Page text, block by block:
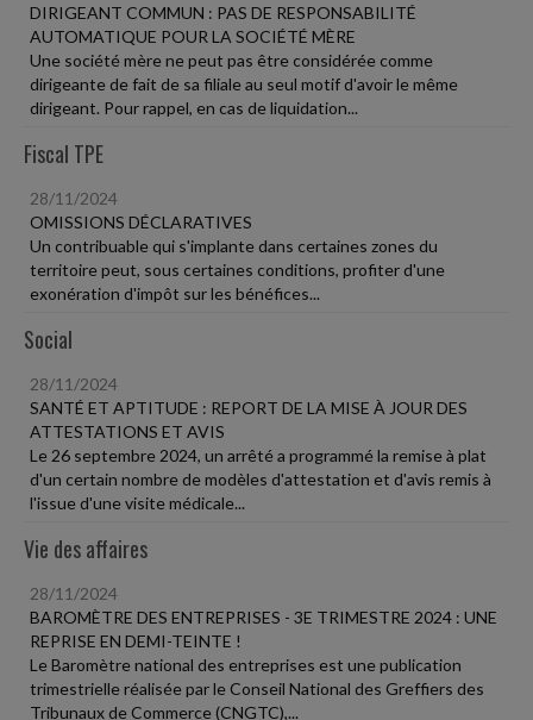
DIRIGEANT COMMUN : PAS DE RESPONSABILITÉ
AUTOMATIQUE POUR LA SOCIÉTÉ MÈRE
Une société mère ne peut pas être considérée comme
dirigeante de fait de sa filiale au seul motif d'avoir le même
dirigeant. Pour rappel, en cas de liquidation...
Fiscal TPE
28/11/2024
OMISSIONS DÉCLARATIVES
Un contribuable qui s'implante dans certaines zones du
territoire peut, sous certaines conditions, profiter d'une
exonération d'impôt sur les bénéfices...
Social
28/11/2024
SANTÉ ET APTITUDE : REPORT DE LA MISE À JOUR DES
ATTESTATIONS ET AVIS
Le 26 septembre 2024, un arrêté a programmé la remise à plat
d'un certain nombre de modèles d'attestation et d'avis remis à
l'issue d'une visite médicale...
Vie des affaires
28/11/2024
BAROMÈTRE DES ENTREPRISES - 3E TRIMESTRE 2024 : UNE
REPRISE EN DEMI-TEINTE !
Le Baromètre national des entreprises est une publication
trimestrielle réalisée par le Conseil National des Greffiers des
Tribunaux de Commerce (CNGTC),...